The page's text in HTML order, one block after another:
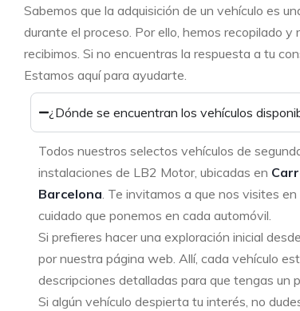
Sabemos que la adquisición de un vehículo es
durante el proceso. Por ello, hemos recopilado
recibimos. Si no encuentras la respuesta a tu
Estamos aquí para ayudarte.
¿Dónde se encuentran los vehículos
Todos nuestros selectos vehículos de
instalaciones de LB2 Motor, ubicadas en
Barcelona. Te invitamos a que nos visites
cuidado que ponemos en cada automóvil.
Si prefieres hacer una exploración inicial
por nuestra página web. Allí, cada vehículo
descripciones detalladas para que tengas un
Si algún vehículo despierta tu interés, no